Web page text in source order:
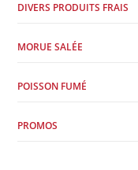
DIVERS PRODUITS FRAIS
MORUE SALÉE
POISSON FUMÉ
PROMOS